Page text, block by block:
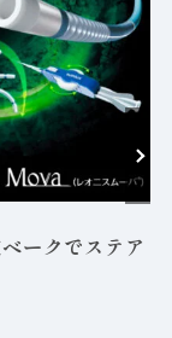
ークでステア